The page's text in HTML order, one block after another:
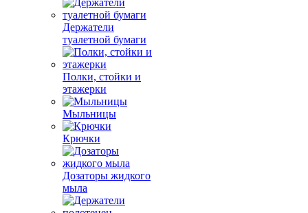
Держатели
туалетной бумаги
Полки, стойки и
этажерки
Мыльницы
Крючки
Дозаторы жидкого
мыла